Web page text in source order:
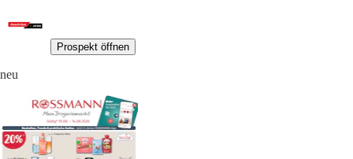
Prospekt öffnen
neu